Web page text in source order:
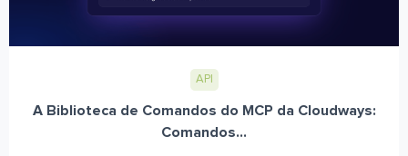
API
A Biblioteca de Comandos do MCP da Cloudways:
Comandos...